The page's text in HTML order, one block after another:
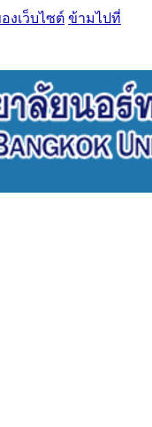
งเว็บไซต์ ข้ามไปที่